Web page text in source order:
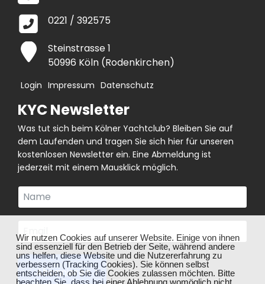
Wir nutzen Cookies auf unserer Website. Einige von ihnen
sind essenziell für den Betrieb der Seite, während andere
uns helfen, diese Website und die Nutzererfahrung zu
verbessern (Tracking Cookies). Sie können selbst
entscheiden, ob Sie die Cookies zulassen möchten. Bitte
beachten Sie, dass bei einer Ablehnung womöglich nicht
0221 / 392575
Steinstrasse 1
50996 Köln (Rodenkirchen)
Login Impressum Datenschutz
KYC Newsletter
Was tut sich beim Kölner Yachtclub? Bleiben Sie auf
dem Laufenden und tragen Sie sich hier für unseren
kostenlosen Newsletter ein. Eine Abmeldung ist
jederzeit mit einem Mausklick möglich.
Abonnieren